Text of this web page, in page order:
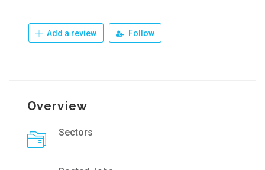
Add a review Follow
Overview
Sectors